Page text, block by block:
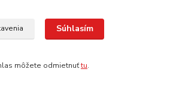
MACSHOP.SK, všetky práva vyhradené..
Súhlasím
môžete odmietnuťtu.